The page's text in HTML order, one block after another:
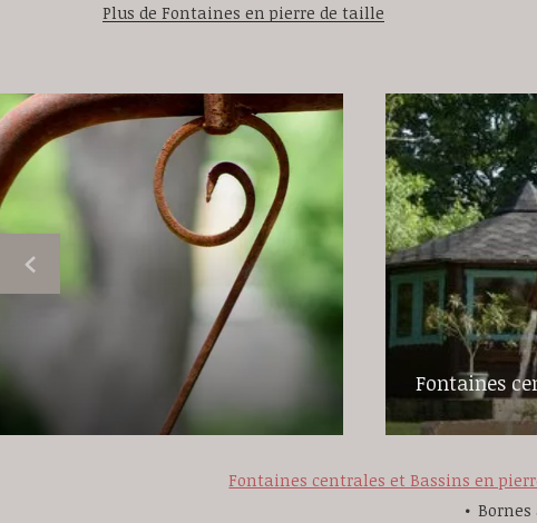
Plus de Fontaines en pierre de taille
Fontaines
Fontaines centrales et Bassins en
Bornes